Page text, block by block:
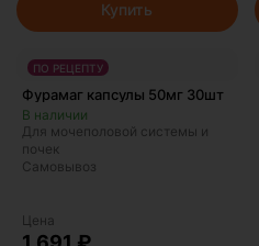
Купить
ПО РЕЦЕПТУ
Фурамаг капсулы 50мг 30шт
Для мочеполовой системы и
почек
Самовывоз
Цена